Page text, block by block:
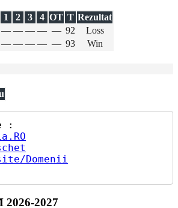
1 2 3 4 OT T Rezultat
— — — — — 92
Loss
— — — — — 93 Win
Domenii
2026-2027